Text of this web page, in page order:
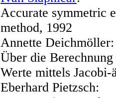
Accurate symmetric
method, 1992
Annette Deichmöller:
Über die
Werte mittels
Eberhard Pietzsch: